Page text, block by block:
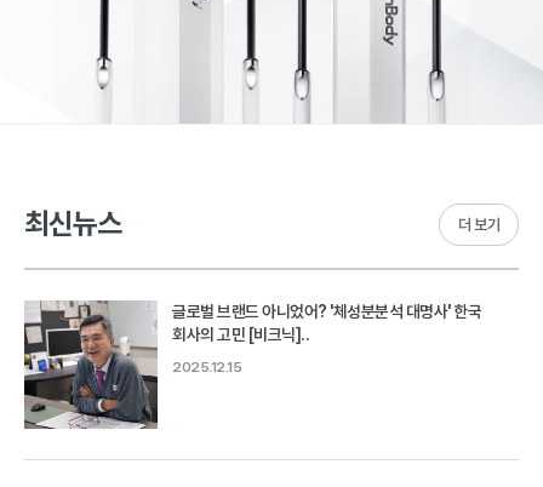
최신뉴스
글로벌 브랜드 아니었어? '체성분분석 대명사' 한국
회사의 고민 [비크닉]..
2025.12.15
더 보기